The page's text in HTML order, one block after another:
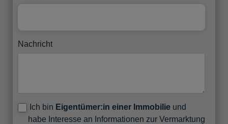
Nachricht
Ich bin Eigentümer:in einer Immobilie und
habe Interesse an Informationen zur Vermarktung